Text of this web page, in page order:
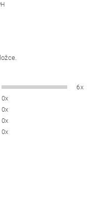
6x
0x
0x
0x
0x